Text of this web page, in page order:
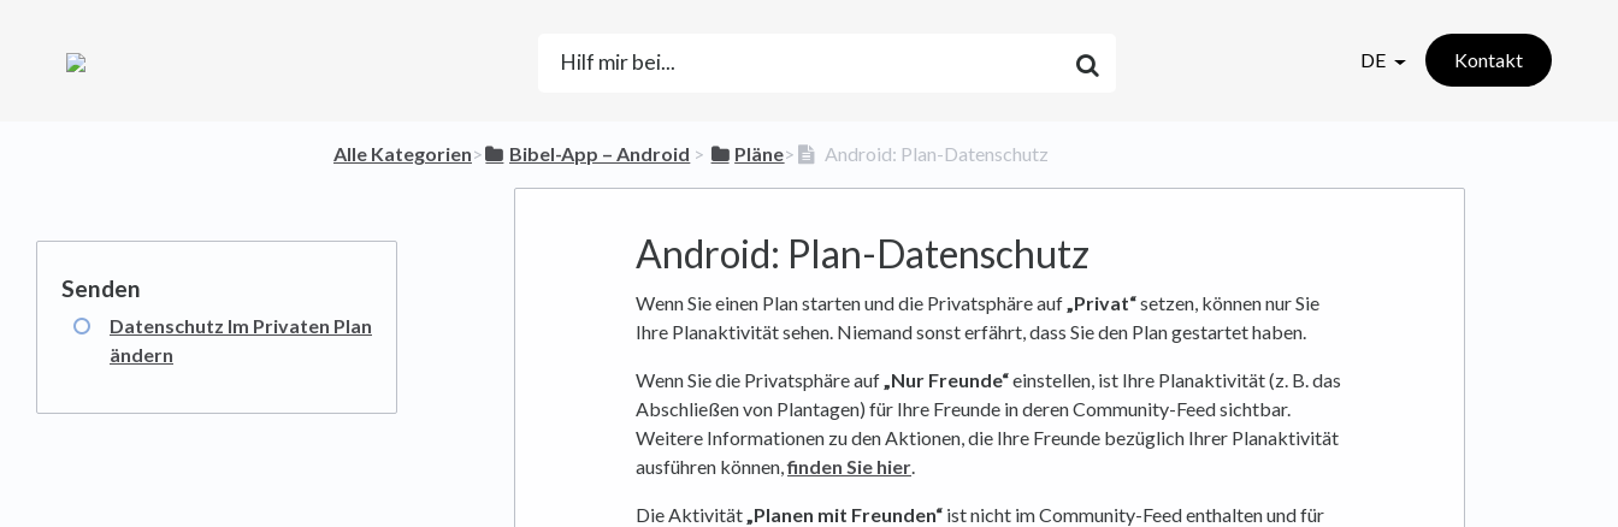
DE Kontakt
Alle Kategorien​>​ ​Bibel-App – Android ​ > ​ ​Pläne​>​ Android: Plan-Datenschutz
Android: Plan-Datenschutz
Datenschutz Im Privaten Plan
ändern
Wenn Sie einen Plan starten und die Privatsphäre auf„Privat“setzen, können nur Sie
Ihre Planaktivität sehen. Niemand sonst erfährt, dass Sie den Plan gestartet haben.
Wenn Sie die Privatsphäre auf„Nur Freunde“einstellen, ist Ihre Planaktivität (z. B. das
Abschließen von Plantagen) für Ihre Freunde in deren Community-Feed sichtbar.
Weitere Informationen zu den Aktionen, die Ihre Freunde bezüglich Ihrer Planaktivität
ausführen können,finden Sie hier.
Die Aktivität„Planen mit Freunden“ ist nicht im Community-Feed enthalten und für